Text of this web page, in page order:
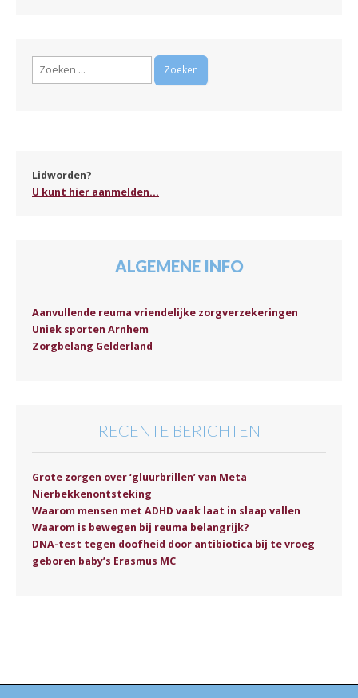
Zoeken
Lidworden?
U kunt hier aanmelden...
ALGEMENE INFO
Aanvullende reuma vriendelijke zorgverzekeringen
Uniek sporten Arnhem
Zorgbelang Gelderland
RECENTE BERICHTEN
Grote zorgen over ‘gluurbrillen’ van Meta
Nierbekkenontsteking
Waarom mensen met ADHD vaak laat in slaap vallen
Waarom is bewegen bij reuma belangrijk?
DNA-test tegen doofheid door antibiotica bij te vroeg
geboren baby’s Erasmus MC